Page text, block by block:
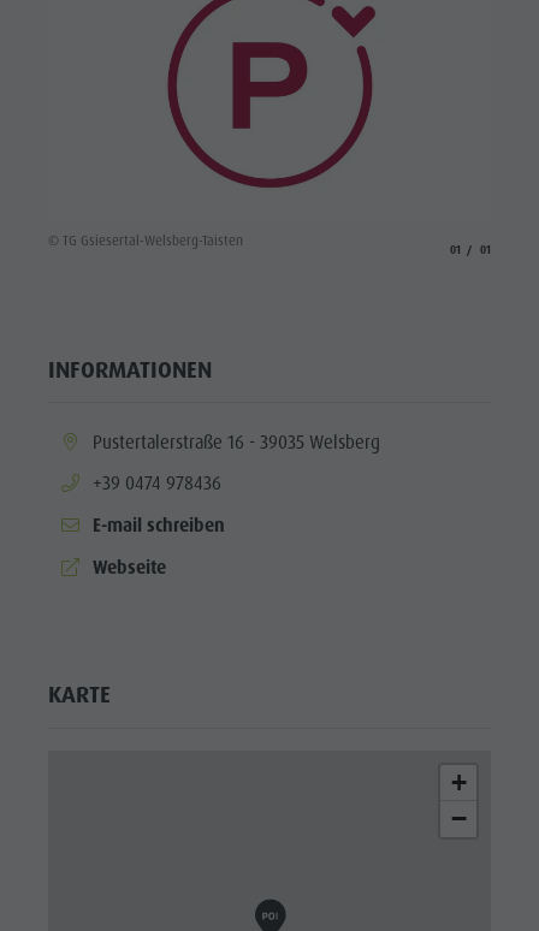
© TG Gsiesertal-Welsberg-Taisten
01 01
INFORMATIONEN
aria.location:
Pustertalerstraße 16 - 39035 Welsberg
aria.phone:
+39 0474 978436
E-mail schreiben
aria.website:
Webseite
KARTE
+
−